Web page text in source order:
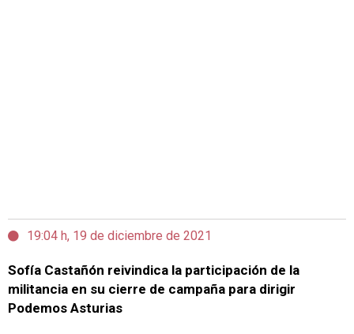
19:04 h, 19 de diciembre de 2021
Sofía Castañón reivindica la participación de la
militancia en su cierre de campaña para dirigir
Podemos Asturias